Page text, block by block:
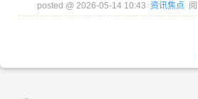
posted @ 2026-05-14 10:43 资讯焦点